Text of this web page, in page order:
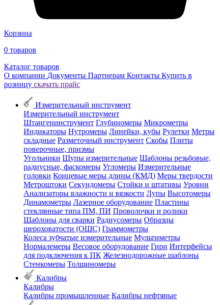
Корзина
0 товаров
Каталог товаров
О компании Документы Партнерам Контакты Купить в
розницу скачать прайс
Измерительный инструмент
Измерительный инструмент
Штангенинструмент Глубиномеры Микрометры
Индикаторы Нутромеры Линейки, кубы Рулетки Метры
складные Разметочный инструмент Скобы Плиты
поверочные, призмы
Угольники Щупы измерительные Шаблоны резьбовые,
радиусные, фаскомеры Угломеры Измерительные
головки Концевые меры длины (КМД) Меры твердости
Метроштоки Секундомеры Стойки и штативы Уровни
Анализаторы влажности и вязкости Лупы Высотомеры
Динамометры Лазерное оборудование Пластины
стеклянные типа ПМ, ПИ Проволочки и ролики
Шаблоны для сварки Радиусомеры Образцы
шероховатости (ОШС) Граммометры
Колеса зубчатые измерительные Мультиметры
Нормалемеры Весовое оборудование Гири Интерфейсы
для подключения к ПК Железнодорожные шаблоны
Стенкомеры Толщиномеры
Калибры
Калибры
Калибры промышленные Калибры нефтяные